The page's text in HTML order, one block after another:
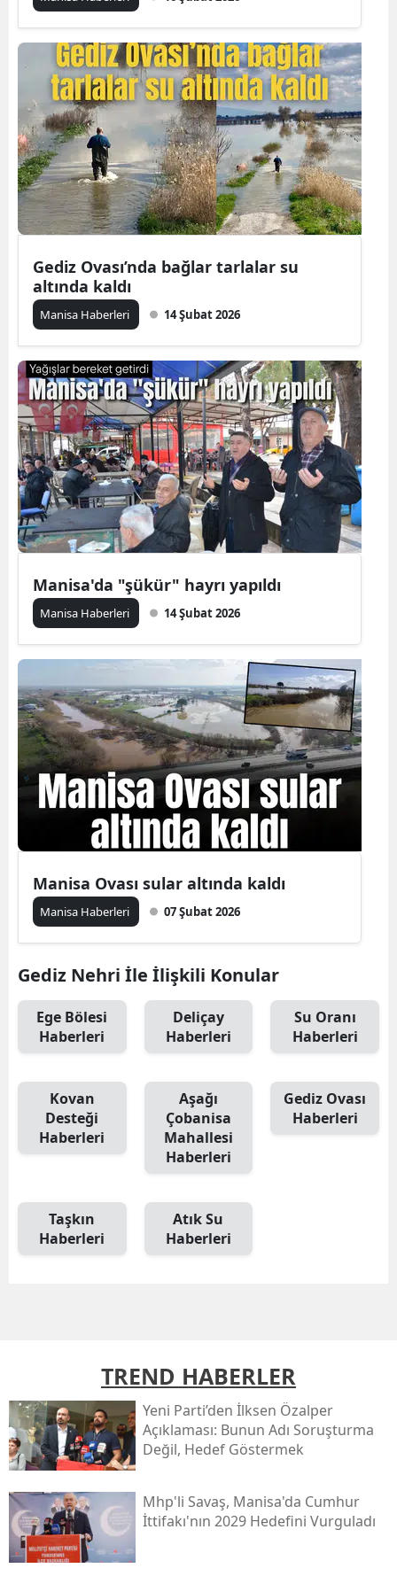
Gediz Ovası’nda bağlar tarlalar su
altında kaldı
Manisa Haberleri 14 Şubat 2026
Manisa'da "şükür" hayrı yapıldı
Manisa Haberleri 14 Şubat 2026
Manisa Ovası sular altında kaldı
Manisa Haberleri 07 Şubat 2026
Gediz Nehri İle İlişkili Konular
Ege Bölesi
Haberleri
Deliçay
Haberleri
Su Oranı
Haberleri
Kovan
Desteği
Haberleri
Aşağı
Çobanisa
Mahallesi
Haberleri
Gediz Ovası
Haberleri
Taşkın
Haberleri
Atık Su
Haberleri
TREND HABERLER
Yeni̇ Parti’den İlksen Özalper
Açıklaması: Bunun Adı Soruşturma
Değil, Hedef Göstermek
Mhp'li Savaş, Manisa'da Cumhur
İttifakı'nın 2029 Hedefini Vurguladı